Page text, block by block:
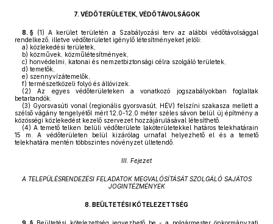
7. VÉDŐTERÜLETEK, VÉDŐTÁVOLSÁGOK
8. § (1) A kerület területén a Szabályozási terv az alábbi védőtávolsággal
rendelkező, illetve védőterületet igénylő létesítményeket jelöli:
a) közlekedési területek,
b) közművek, közműlétesítmények,
c) honvédelmi, katonai és nemzetbiztonsági célra szolgáló területek,
d) temetők,
e) szennyvízátemelők,
f) természetközeli folyó és állóvizek.
(2) Az egyes védőterületeken a vonatkozó jogszabályokban foglaltak
betartandók.
(3) Gyorsvasúti vonal (regionális gyorsvasút, HÉV) felszíni szakasza mellett a
szélső vágány tengelyétől mért 12,0-12,0 méter széles sávon belül új építmény a
közösségi közlekedést kezelő szervezet hozzájárulásával létesíthető.
(4) A temető telken belüli védőterülete lakóterületekkel határos telekhatárain
15 m. A védőterületen belül kizárólag urnafal helyezhető el és a temető
telekhatára mentén többszintes növényzet ültetendő.
III. Fejezet
A TELEPÜLÉSRENDEZÉSI FELADATOK MEGVALÓSÍTÁSÁT SZOLGÁLÓ SAJÁTOS
JOGINTÉZMÉNYEK
8. BEÜLTETÉSI KÖTELEZETTSÉG